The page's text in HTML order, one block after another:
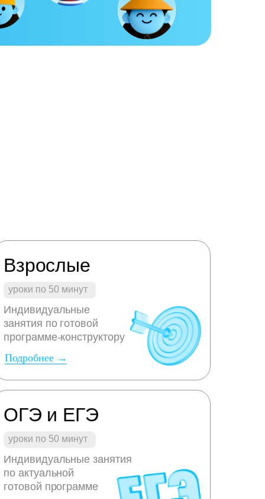
ОГЭ и ЕГЭ
уроки по 50 минут
Индивидуальные занятия
по актуальной
готовой программе
Подробнее →
Индивидуальные
занятия по готовой
программе-конструктору
уроки по 50 минут
Взрослые